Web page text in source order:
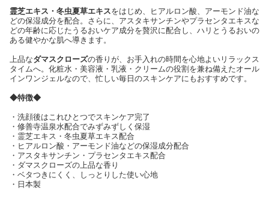
霊芝エキス・冬虫夏草エキスをはじめ、ヒアルロン酸、アーモンド油な
どの保湿成分を配合。さらに、アスタキサンチンやプラセンタエキスな
どの年齢に応じたうるおいケア成分を贅沢に配合し、ハリとうるおいの
ある健やかな肌へ導きます。
上品なダマスクローズの香りが、お手入れの時間を心地よいリラックス
タイムへ。化粧水・美容液・乳液・クリームの役割を兼ね備えたオール
インワンジェルなので、忙しい毎日のスキンケアにもおすすめです。
◆特徴◆
・洗顔後はこれひとつでスキンケア完了
・修善寺温泉水配合でみずみずしく保湿
・霊芝エキス・冬虫夏草エキス配合
・ヒアルロン酸・アーモンド油などの保湿成分配合
・アスタキサンチン・プラセンタエキス配合
・ダマスクローズの上品な香り
・ベタつきにくく、しっとりした使い心地
・日本製